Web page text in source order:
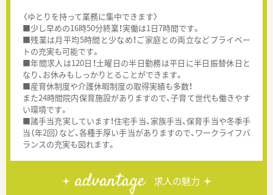
〈ゆとりを持って業務に集中できます〉
■少し早めの16時50分終業！実働は1日7時間です。
■残業は月平均5時間と少なめ！ご家庭との両立などプライベー
トの充実も可能です。
■年間求人は120日！土曜日の半日勤務は平日に半日振替休日と
なり、お休みもしっかりとることができます。
■産育休制度や介護休暇制度の取得実績も多数！
また24時間院内保育施設がありますので、子育て世代も働きやす
い環境です。
■諸手当充実しています！住宅手当、家族手当、保育手当や冬季手
当（年2回）など、各種手厚い手当がありますので、ワークライフバ
ランスの充実も図れます。
advantage 求人の魅力